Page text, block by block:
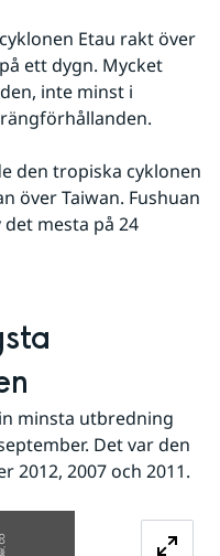
Etau rakt över
ett dygn. Mycket
inte minst i
den tropiska cyklonen
över Taiwan. Fushuan
mesta på 24
minsta utbredning
Det var den
2012, 2007 och 2011.
Förstora bilden